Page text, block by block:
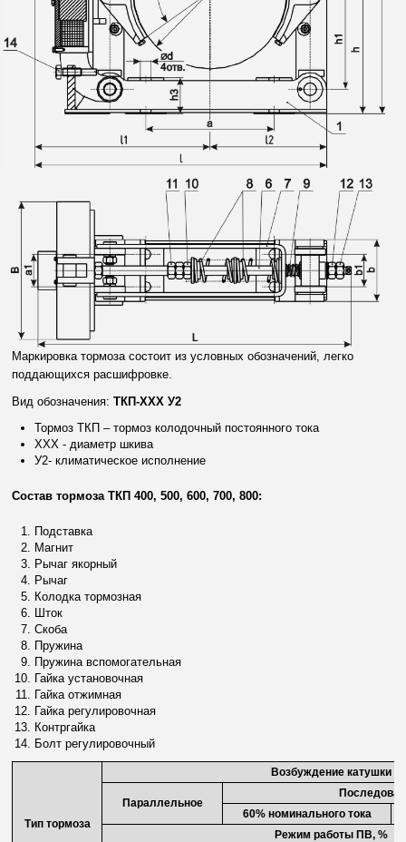
Маркировка тормоза состоит из условных обозначений, легко
поддающихся расшифровке.
Вид обозначения:ТКП-XXX У2
Тормоз ТКП – тормоз колодочный постоянного тока
XXX - диаметр шкива
У2- климатическое исполнение
Состав тормоза ТКП 400, 500, 600, 700, 800:
Подставка
Магнит
Рычаг якорный
Рычаг
Колодка тормозная
Шток
Скоба
Пружина
Пружина вспомогательная
Гайка установочная
Гайка отжимная
Гайка регулировочная
Контргайка
Болт регулировочный
Тип тормоза
Возбуждение катушки
Параллельное
60% номинального тока
Режим работы ПВ, %